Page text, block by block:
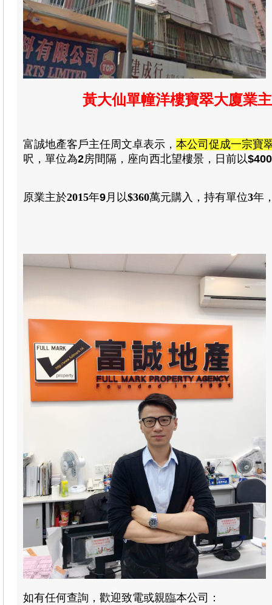
黃大仙單幢洋樓寶翠大廈業
富誠地產客戶主任周文卓表示 ， 本公司促成一宗寶
呎，單位為2房間隔，座向西北望樓景 ，日前以$400
原業主於2015年9 月以$360萬元購入 ， 持有單位3年
如有任何查詢，歡迎致電或親臨本公司：